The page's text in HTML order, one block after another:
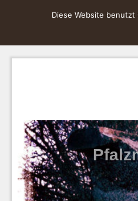
Diese Website